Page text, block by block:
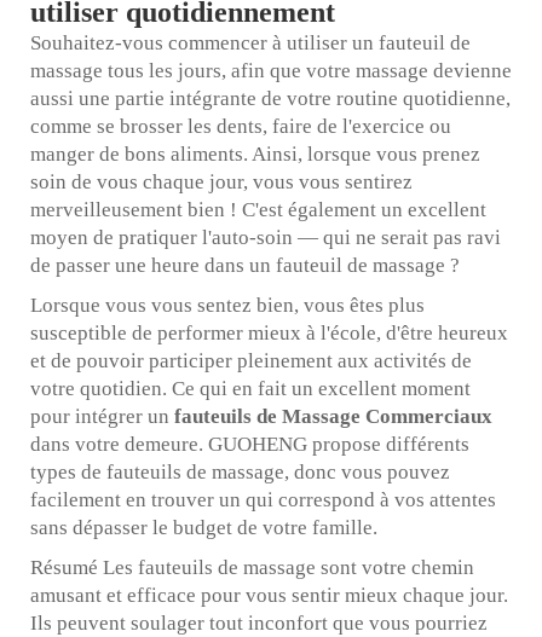
utiliser quotidiennement
Souhaitez-vous commencer à utiliser un fauteuil de
massage tous les jours, afin que votre massage devienne
aussi une partie intégrante de votre routine quotidienne,
comme se brosser les dents, faire de l'exercice ou
manger de bons aliments. Ainsi, lorsque vous prenez
soin de vous chaque jour, vous vous sentirez
merveilleusement bien ! C'est également un excellent
moyen de pratiquer l'auto-soin — qui ne serait pas ravi
de passer une heure dans un fauteuil de massage ?
Lorsque vous vous sentez bien, vous êtes plus
susceptible de performer mieux à l'école, d'être heureux
et de pouvoir participer pleinement aux activités de
votre quotidien. Ce qui en fait un excellent moment
pour intégrer un fauteuils de Massage Commerciaux
dans votre demeure. GUOHENG propose différents
types de fauteuils de massage, donc vous pouvez
facilement en trouver un qui correspond à vos attentes
sans dépasser le budget de votre famille.
Résumé Les fauteuils de massage sont votre chemin
amusant et efficace pour vous sentir mieux chaque jour.
Ils peuvent soulager tout inconfort que vous pourriez